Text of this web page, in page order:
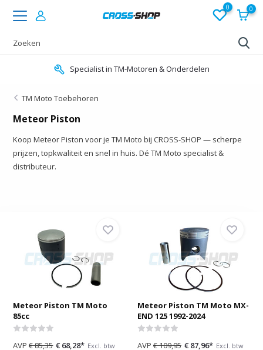
0 0
Specialist in TM-Motoren & Onderdelen
TM Moto Toebehoren
Meteor Piston
Koop Meteor Piston voor je TM Moto bij CROSS-SHOP — scherpe
prijzen, topkwaliteit en snel in huis. Dé TM Moto specialist &
distributeur.
Meteor Piston TM Moto
85cc
AVP€ 85,35 € 68,28* Excl. btw
Meteor Piston TM Moto MX-
END 125 1992-2024
AVP € 109,95 € 87,96* Excl. btw